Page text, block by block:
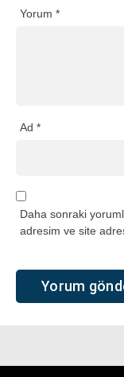
Yorum *
Ad *
Daha sonraki
adresim ve site